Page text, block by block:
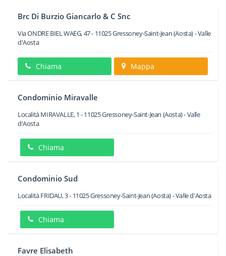
Brc Di Burzio Giancarlo & C Snc
Via ONDRE BIEL WAEG, 47- 11025Gressoney-Saint-Jean(Aosta) -Valle
d'Aosta
Chiama Mappa
Condominio Miravalle
Località MIRAVALLE, 1 -11025Gressoney-Saint-Jean (Aosta) -Valle
d'Aosta
Chiama
Condominio Sud
Località FRIDAU, 3- 11025Gressoney-Saint-Jean(Aosta) -Valle d'Aosta
Chiama
Favre Elisabeth